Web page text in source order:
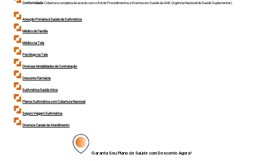
Conformidade:Cobertura completa de acordo com o Rol de Procedimentos e Eventos em Saúde da ANS (Agência Nacional de Saúde Suplementar).
Atenção Primária à Saúde da SulAmérica
Médico de Família
Médico na Tela
Psicólogo na Tela
Diversas Modalidades de Contratação
Desconto Farmácia
SulAmérica Saúde Ativa
Planos SulAmérica com Cobertura Nacional
Seguro Viagem SulAmérica
Diversos Canais de Atendimento
Garanta Seu Plano de Saúde com Desconto Agora!